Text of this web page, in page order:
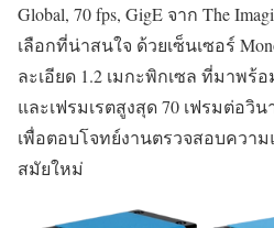
Global, 70 fps, GigE จาก The
เลือกที่น่าสนใจ ด้วยเซ็นเซอร์
ละเอียด 1.2 เมกะพิกเซล ที่มาพร้อ
และเฟรมเรตสูงสุด 70 เฟรมต่อ
เพื่อตอบโจทย์งานตรวจสอบควา
สมัยใหม่